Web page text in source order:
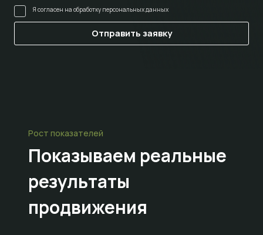
Я согласен на обработку персональных данных
Рост показателей
Показываем реальные
результаты
продвижения